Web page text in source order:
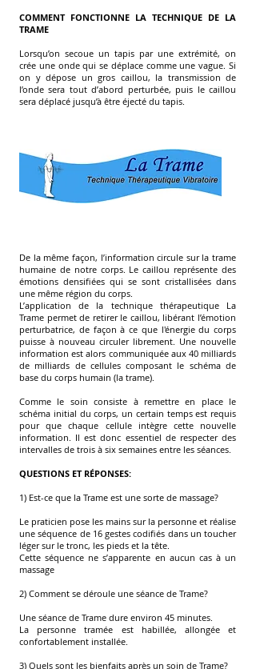
COMMENT FONCTIONNE LA TECHNIQUE DE LA
TRAME
Lorsqu’on secoue un tapis par une extrémité, on
crée une onde qui se déplace comme une vague. Si
on y dépose un gros caillou, la transmission de
l’onde sera tout d’abord perturbée, puis le caillou
sera déplacé jusqu’à être éjecté du tapis.
De la même façon, l’information circule sur la trame
humaine de notre corps. Le caillou représente des
émotions densifiées qui se sont cristallisées dans
une même région du corps.
L’application de la technique thérapeutique La
Trame permet de retirer le caillou, libérant l’émotion
perturbatrice, de façon à ce que l'énergie du corps
puisse à nouveau circuler librement. Une nouvelle
information est alors communiquée aux 40 milliards
de milliards de cellules composant le schéma de
base du corps humain (la trame).
Comme le soin consiste à remettre en place le
schéma initial du corps, un certain temps est requis
pour que chaque cellule intègre cette nouvelle
information. Il est donc essentiel de respecter des
intervalles de trois à six semaines entre les séances.
QUESTIONS ET RÉPONSES:
1) Est-ce que la Trame est une sorte de massage?
Le praticien pose les mains sur la personne et réalise
une séquence de 16 gestes codifiés dans un toucher
léger sur le tronc, les pieds et la tête.
Cette séquence ne s’apparente en aucun cas à un
massage
2) Comment se déroule une séance de Trame?
Une séance de Trame dure environ 45 minutes.
La personne tramée est habillée, allongée et
confortablement installée.
3) Quels sont les bienfaits après un soin de Trame?